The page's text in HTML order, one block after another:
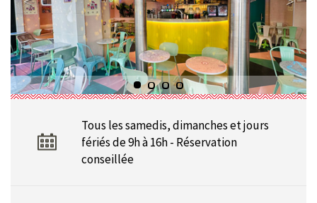
Tous les samedis, dimanches et jours
fériés de 9h à 16h - Réservation
conseillée